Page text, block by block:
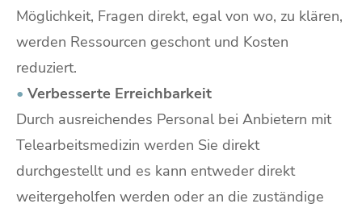
Möglichkeit, Fragen direkt, egal von wo, zu klären,
werden Ressourcen geschont und Kosten
reduziert.
• Verbesserte Erreichbarkeit
Durch ausreichendes Personal bei Anbietern mit
Telearbeitsmedizin werden Sie direkt
durchgestellt und es kann entweder direkt
weitergeholfen werden oder an die zuständige